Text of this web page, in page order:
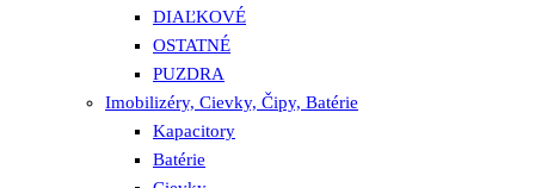
DIAĽKOVÉ
OSTATNÉ
PUZDRA
Imobilizéry, Cievky, Čipy, Batérie
Kapacitory
Batérie